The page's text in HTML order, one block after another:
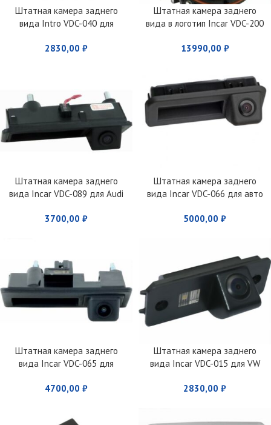
Штатная камера заднего
вида Intro VDC-040 для
2830,00 ₽
Штатная камера заднего
вида в логотип Incar VDC-200
Tiguan
13990,00 ₽
Штатная камера заднего
вида Incar VDC-089 для Audi
3700,00 ₽
Штатная камера заднего
вида Incar VDC-066 для авто
Kodiaq
5000,00 ₽
Штатная камера заднего
вида Incar VDC-065 для
4700,00 ₽
Штатная камера заднего
вида Incar VDC-015 для VW
2830,00 ₽